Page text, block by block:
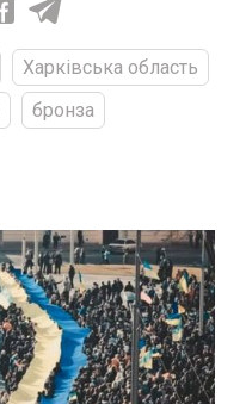
Харківська область
бронза